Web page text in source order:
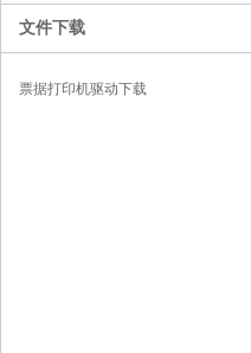
文件下载
票据打印机驱动下载